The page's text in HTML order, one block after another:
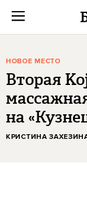
НОВОЕ МЕСТО
Вторая
на
КРИСТИНА